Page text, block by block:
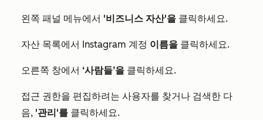
왼쪽 패널 메뉴에서 '비즈니스 자산'을 클릭하세요.
자산 목록에서 Instagram 계정 이름을 클릭하세요.
오른쪽 창에서 ‘사람들’을 클릭하세요.
접근 권한을 편집하려는 사용자를 찾거나 검색한 다
음, '관리'를 클릭하세요.